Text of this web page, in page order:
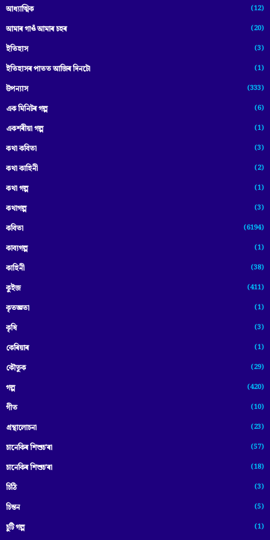
আধ্যাত্মিক (12)
আমাৰ গাওঁ আমাৰ চহৰ (20)
ইতিহাস (3)
ইতিহাসৰ পাতত আজিৰ দিনটো (1)
উপন্যাস (333)
এক মিনিটৰ গল্প (6)
একশৰীয়া গল্প (1)
কথা কবিতা (3)
কথা কাহিনী (2)
কথা গল্প (1)
কথাগল্প (3)
কবিতা (6194)
কাব্যগল্প (1)
কাহিনী (38)
কুইজ (411)
কৃতজ্ঞতা (1)
কৃষি (3)
কেৰিয়াৰ (1)
কৌতুক (29)
গল্প (420)
গীত (10)
গ্ৰন্থালোচনা (23)
চানেকিৰ শিশুচ'ৰা (57)
চানেকিৰ শিশুচ’ৰা (18)
চিঠি (3)
চিন্তন (5)
চুটি গল্প (1)